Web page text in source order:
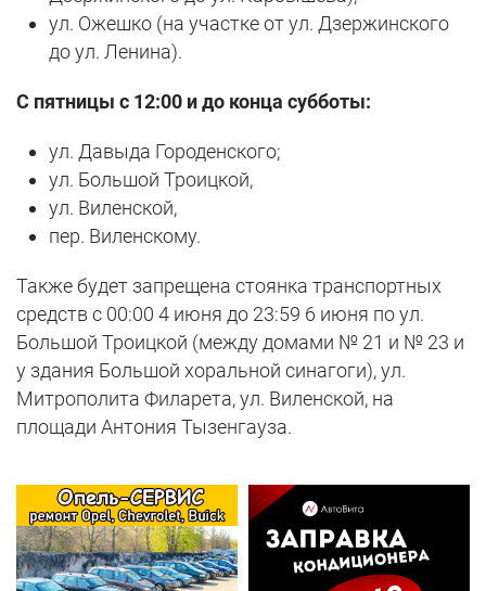
ул. Ожешко (на участке от ул. Дзержинского
до ул. Ленина).
С пятницы с 12:00 и до конца субботы:
ул. Давыда Городенского;
ул. Большой Троицкой,
ул. Виленской,
пер. Виленскому.
Также будет запрещена стоянка транспортных
средств с 00:00 4 июня до 23:59 6 июня по ул.
Большой Троицкой (между домами № 21 и № 23 и
у здания Большой хоральной синагоги), ул.
Митрополита Филарета, ул. Виленской, на
площади Антония Тызенгауза.